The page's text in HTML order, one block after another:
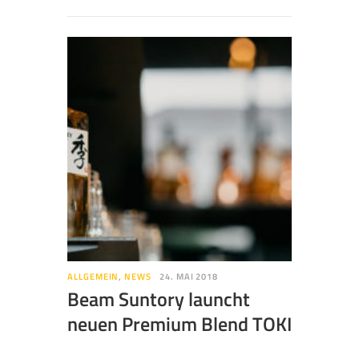
ALLGEMEIN,NEWS 24. MAI 2018
Beam Suntory launcht
neuen Premium Blend TOKI